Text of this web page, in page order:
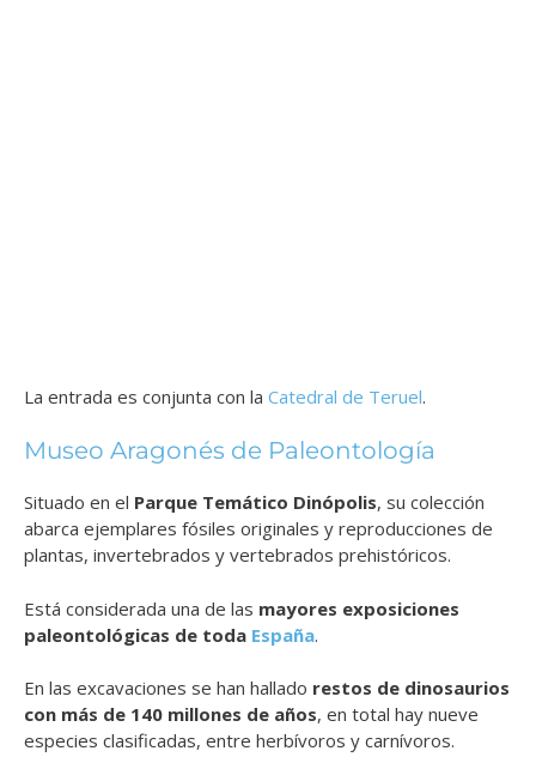
La entrada es conjunta con la Catedral de Teruel.
Museo Aragonés de Paleontología
Situado en el Parque Temático Dinópolis, su colección
abarca ejemplares fósiles originales y reproducciones de
plantas, invertebrados y vertebrados prehistóricos.
Está considerada una de las mayores exposiciones
paleontológicas de toda España.
En las excavaciones se han hallado restos de dinosaurios
con más de 140 millones de años, en total hay nueve
especies clasificadas, entre herbívoros y carnívoros.